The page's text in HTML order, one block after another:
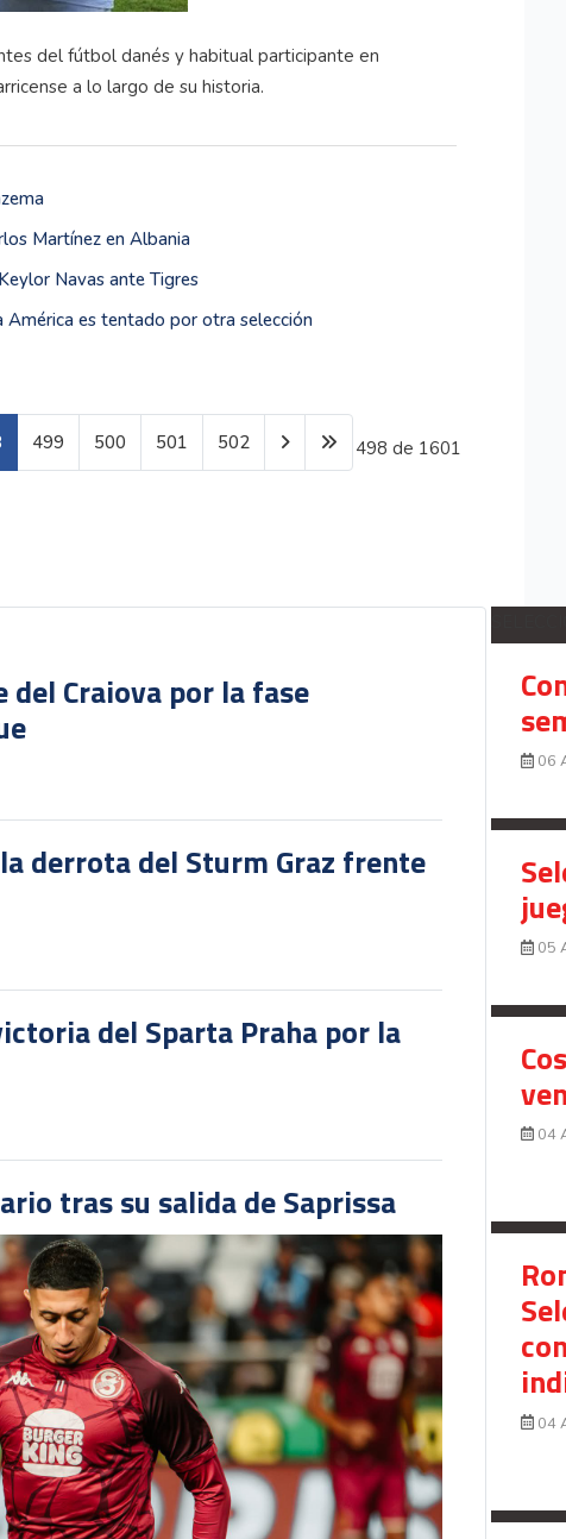
del fútbol danés y habitual participante en
a lo largo de su historia.
Martínez en Albania
Navas ante Tigres
América es tentado por otra selección
Página 498 de 1601
499 500 501 502
Craiova por la fase
derrota del Sturm Graz frente
del Sparta Praha por la
tras su salida de Saprissa
06
05
04
04